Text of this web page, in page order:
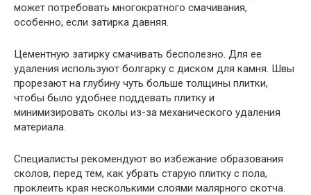
может потребовать многократного смачивания,
особенно, если затирка давняя.
Цементную затирку смачивать бесполезно. Для ее
удаления используют болгарку с диском для камня. Швы
прорезают на глубину чуть больше толщины плитки,
чтобы было удобнее поддевать плитку и
минимизировать сколы из-за механического удаления
материала.
Специалисты рекомендуют во избежание образования
сколов, перед тем, как убрать старую плитку с пола,
проклеить края несколькими слоями малярного скотча.